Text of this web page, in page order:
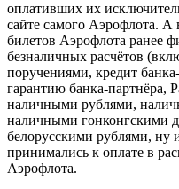
оплативших их
сайте самого Аэрофлота. А
билетов Аэрофлота ранее
безналичных расчётов
поручениями, кредит
гарантию банка-партнёра,
наличными рублями,
наличными гонконгскими
белорусскими рублями, ну
принимались к оплате в
Аэрофлота.